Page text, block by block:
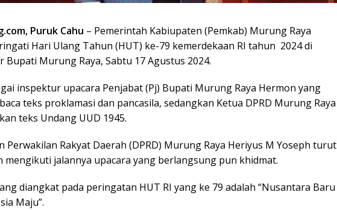
Puruk Cahu – Pemerintah Kabiupaten (Pemkab) Murung Raya
Hari Ulang Tahun (HUT) ke-79 kemerdekaan RI tahun 2024 di
Bupati Murung Raya, Sabtu 17 Agustus 2024.
inspektur upacara Penjabat (Pj) Bupati Murung Raya Hermon yang
teks proklamasi dan pancasila, sedangkan Ketua DPRD Murung Raya
teks Undang UUD 1945.
Perwakilan Rakyat Daerah (DPRD) Murung Raya Heriyus M Yoseph turut
mengikuti jalannya upacara yang berlangsung pun khidmat.
diangkat pada peringatan HUT RI yang ke 79 adalah “Nusantara Baru
Maju”.